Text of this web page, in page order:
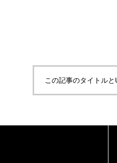
この記事のタイトル